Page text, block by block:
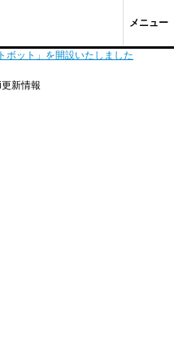
メニュー
ボット」を開設いたしました
新情報